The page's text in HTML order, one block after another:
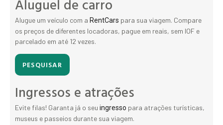
Aluguel de carro
Alugue um veículo com a RentCars para sua viagem. Compare
os preços de diferentes locadoras, pague em reais, sem IOF e
parcelado em até 12 vezes.
PESQUISAR
Ingressos e atrações
Evite filas! Garanta já o seu ingresso para atrações turísticas,
museus e passeios durante sua viagem.